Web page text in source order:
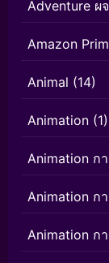
Adventure ผ
Amazon
Animal (14)
Animation (1)
Animation ก
Animation ก
Animation ก